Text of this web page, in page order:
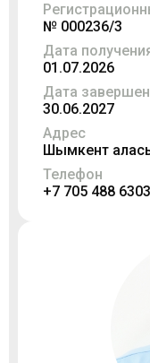
№ 000236/3
Дата
01.07.2026
Дата
30.06.2027
Адрес
Шымкент
Телефон
+7 705 488 6303